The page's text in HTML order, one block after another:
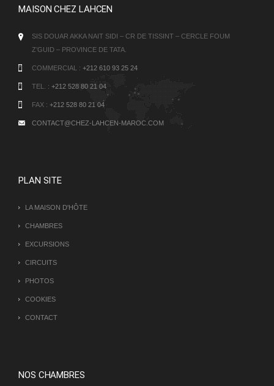
MAISON CHEZ LAHCEN
SIS DOUAR AKKA NAIT SIDI – CR DE TISSINT – CERCLE FOUM
Z’GUID – PROVINCE DE TATA.
COMMERCIAL : +212 610 93 25 24
TEL. : +212 528 80 21 04
FAX : +212 528 80 21 04
CONTACT@CHEZ-LAHCEN-MAROC.COM
PLAN SITE
LA MAISON D'HÔTE
CHAMBRES
EXCURSIONS
CIRCUITS
PHOTOS
COOKIES
CONTACT
NOS CHAMBRES